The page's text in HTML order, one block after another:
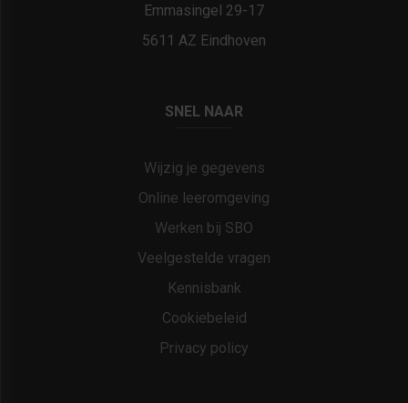
Emmasingel 29-17
5611 AZ Eindhoven
SNEL NAAR
Wijzig je gegevens
Online leeromgeving
Werken bij SBO
Veelgestelde vragen
Kennisbank
Cookiebeleid
Privacy policy